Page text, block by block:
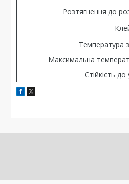
Розтягнення до
Температура
Максимальна
Стійкість